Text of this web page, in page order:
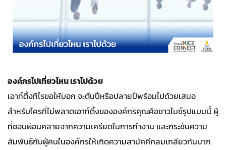
องค์กรไปเที่ยวไหน เราไปด้วย
เอาท์ติ้งทีไรขอให้บอก จะต้นปีหรือปลายปีพร้อมไปด้วยเสมอ
สำหรับใครที่ไม่พลาดเอาท์ติ้งขององค์กรคุณคือชาวไมซ์รูปแบบนี้ ผู้
ที่ชอบผ่อนคลายจากความเครียดในการทำงาน และกระชับความ
สัมพันธ์กับผู้คนในองค์กรให้เกิดความสามัคคีกลมเกลียวกันมาก